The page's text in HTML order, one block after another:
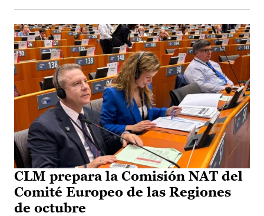
CLM prepara la Comisión NAT del
Comité Europeo de las Regiones
de octubre